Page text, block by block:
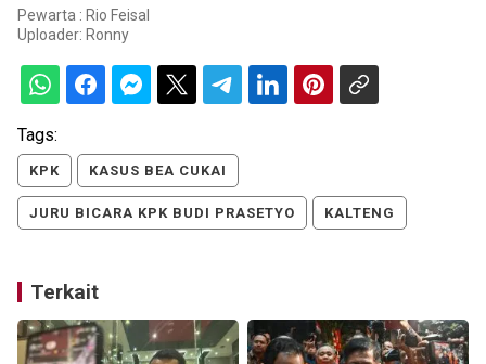
Pewarta : Rio Feisal
Uploader: Ronny
Tags:
KPK KASUS BEA CUKAI
JURU BICARA KPK BUDI PRASETYO KALTENG
Terkait